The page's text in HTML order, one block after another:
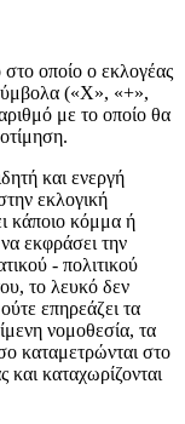
οποίο ο εκλογέας
(«Χ», «+»,
με το οποίο θα
και ενεργή
εκλογική
κάποιο κόμμα ή
εκφράσει την
- πολιτικού
το λευκό δεν
επηρεάζει τα
νομοθεσία, τα
καταμετρώνται στο
και καταχωρίζονται